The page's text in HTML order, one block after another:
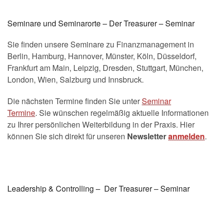
Seminare und Seminarorte – Der Treasurer – Seminar
Sie finden unsere Seminare zu Finanzmanagement in
Berlin, Hamburg, Hannover, Münster, Köln, Düsseldorf,
Frankfurt am Main, Leipzig, Dresden, Stuttgart, München,
London, Wien, Salzburg und Innsbruck.
Die nächsten Termine finden Sie unterSeminar
Termine. Sie wünschen regelmäßig aktuelle Informationen
zu Ihrer persönlichen Weiterbildung in der Praxis. Hier
können Sie sich direkt für unseren Newsletteranmelden.
Leadership & Controlling – Der Treasurer – Seminar